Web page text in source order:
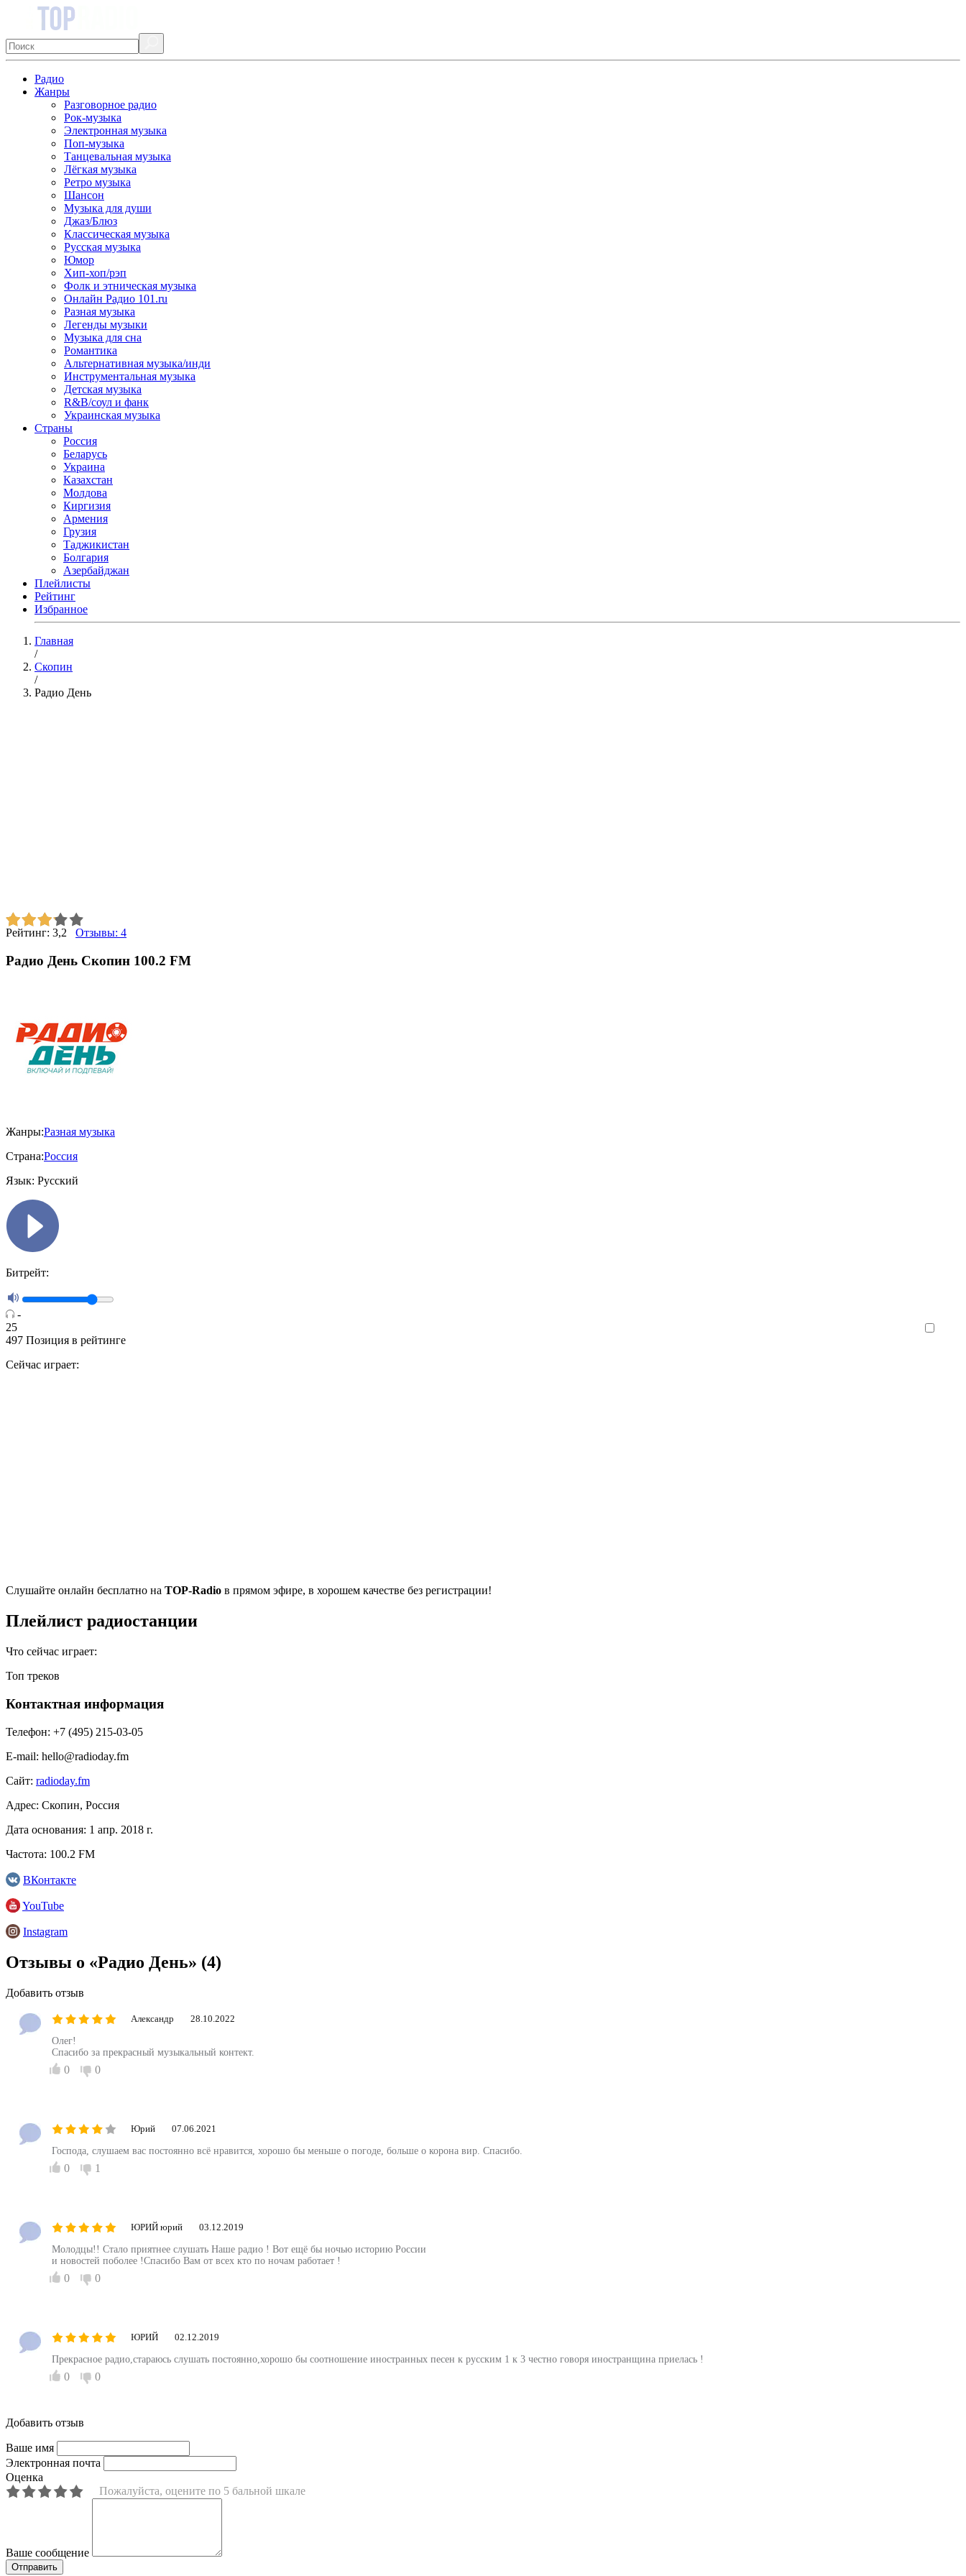
Радио
Жанры
Разговорное радио
Рок-музыка
Электронная музыка
Поп-музыка
Танцевальная музыка
Лёгкая музыка
Ретро музыка
Шансон
Музыка для души
Джаз/Блюз
Классическая музыка
Русская музыка
Юмор
Хип-хоп/рэп
Фолк и этническая музыка
Онлайн Радио 101.ru
Разная музыка
Легенды музыки
Музыка для сна
Романтика
Альтернативная музыка/инди
Инструментальная музыка
Детская музыка
R&B/cоул и фанк
Украинская музыка
Страны
Россия
Беларусь
Украина
Казахстан
Молдова
Киргизия
Армения
Грузия
Таджикистан
Болгария
Азербайджан
Плейлисты
Рейтинг
Избранное
Главная
/
Скопин
/
Радио День
Рейтинг: 3,2 Отзывы: 4
Радио День Скопин 100.2 FM
Жанры:Разная музыка
Страна:Россия
Язык: Русский
Битрейт:
-
25
497 Позиция в рейтинге
Сейчас играет:
Cлушайте онлайн бесплатно на TOP-Radio в прямом эфире, в хорошем качестве без регистрации!
Плейлист радиостанции
Что сейчас играет:
Топ треков
Контактная информация
Телефон: +7 (495) 215-03-05
E-mail: hello@radioday.fm
Сайт: radioday.fm
Адрес: Скопин, Россия
Дата основания: 1 апр. 2018 г.
Частота: 100.2 FM
ВКонтакте
YouTube
Instagram
Отзывы о «Радио День» (4)
Добавить отзыв
Александр 28.10.2022
Олег!
Спасибо за прекрасный музыкальный контект.
0 0
Юрий 07.06.2021
Господа, слушаем вас постоянно всё нравится, хорошо бы меньше о погоде, больше о корона вир. Спасибо.
0 1
ЮРИЙ юрий 03.12.2019
Молодцы!! Стало приятнее слушать Наше радио ! Вот ещё бы ночью историю России
и новостей поболее !Спасибо Вам от всех кто по ночам работает !
0 0
ЮРИЙ 02.12.2019
Прекрасное радио,стараюсь слушать постоянно,хорошо бы соотношение иностранных песен к русским 1 к 3 честно говоря иностранщина приелась !
0 0
Добавить отзыв
Ваше имя
Электронная почта
Оценка
Пожалуйста, оцените по 5 бальной шкале
Ваше сообщение